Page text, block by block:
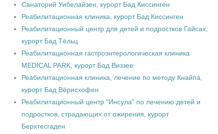
Санаторий Уибелайзен, курорт Бад Киссинген
Реабилитационная клиника, курорт Бад Киссинген
Реабилитационный центр для детей и подростков Гайсах,
курорт Бад Тёльц
Реабилитационная гастроэнтерологическая клиника
MEDICAL PARK, курорт Бад Виззее
Реабилитационная клиника, лечение по методу Кнайпа,
курорт Бад Вёрисхофен
Реабилитационный центр "Инсула" по лечению детей и
подростков, страдающих от ожирения, курорт
Берхтесгаден